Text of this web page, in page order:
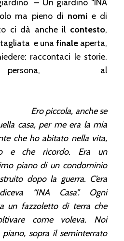
– Un giardino “INA
ma pieno di nomi e di
ci dà anche il contesto,
e una finale aperta,
raccontaci le storie.
al
Ero piccola, anche se
casa, per me era la mia
che ho abitato nella vita,
e che ricordo. Era un
piano di un condominio
dopo la guerra. C’era
“INA Casa”. Ogni
un fazzoletto di terra che
come voleva. Noi
sopra il seminterrato